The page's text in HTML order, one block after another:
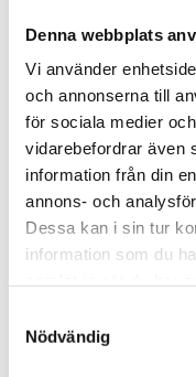
Denna webbplats
Vi använder
och annonserna till
för sociala medier
vidarebefordrar även
information från din
annons- och
Dessa kan i sin tur
information som du
Nödvändig
ORS
Q
Queen Helene